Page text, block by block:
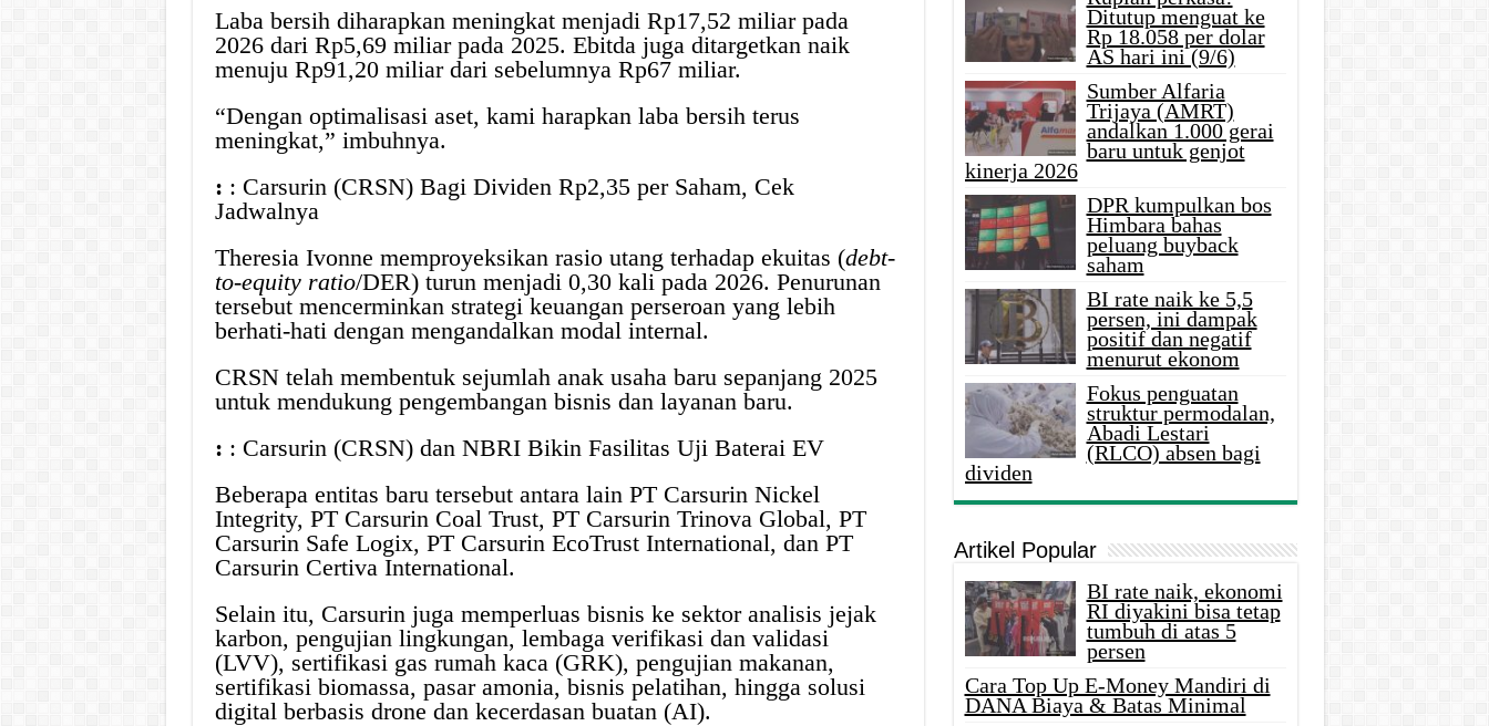
Laba bersih diharapkan meningkat menjadi Rp17,52 miliar pada
2026 dari Rp5,69 miliar pada 2025. Ebitda juga ditargetkan naik
menuju Rp91,20 miliar dari sebelumnya Rp67 miliar.
“Dengan optimalisasi aset, kami harapkan laba bersih terus
meningkat,” imbuhnya.
: : Carsurin (CRSN) Bagi Dividen Rp2,35 per Saham, Cek
Jadwalnya
Theresia Ivonne memproyeksikan rasio utang terhadap ekuitas (debt-
to-equity ratio/DER) turun menjadi 0,30 kali pada 2026. Penurunan
tersebut mencerminkan strategi keuangan perseroan yang lebih
berhati-hati dengan mengandalkan modal internal.
CRSN telah membentuk sejumlah anak usaha baru sepanjang 2025
untuk mendukung pengembangan bisnis dan layanan baru.
: : Carsurin (CRSN) dan NBRI Bikin Fasilitas Uji Baterai EV
Beberapa entitas baru tersebut antara lain PT Carsurin Nickel
Integrity, PT Carsurin Coal Trust, PT Carsurin Trinova Global, PT
Carsurin Safe Logix, PT Carsurin EcoTrust International, dan PT
Carsurin Certiva International.
Selain itu, Carsurin juga memperluas bisnis ke sektor analisis jejak
karbon, pengujian lingkungan, lembaga verifikasi dan validasi
(LVV), sertifikasi gas rumah kaca (GRK), pengujian makanan,
sertifikasi biomassa, pasar amonia, bisnis pelatihan, hingga solusi
digital berbasis drone dan kecerdasan buatan (AI).
Ditutup menguat ke
Rp 18.058 per dolar
AS hari ini (9/6)
Sumber Alfaria
Trijaya (AMRT)
andalkan 1.000 gerai
baru untuk genjot
kinerja 2026
DPR kumpulkan bos
Himbara bahas
peluang buyback
saham
BI rate naik ke 5,5
persen, ini dampak
positif dan negatif
menurut ekonom
Fokus penguatan
struktur permodalan,
Abadi Lestari
(RLCO) absen bagi
dividen
Artikel Popular
BI rate naik, ekonomi
RI diyakini bisa tetap
tumbuh di atas 5
persen
Cara Top Up E-Money Mandiri di
DANA Biaya & Batas Minimal